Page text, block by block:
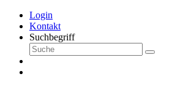
Login
Kontakt
Suchbegriff